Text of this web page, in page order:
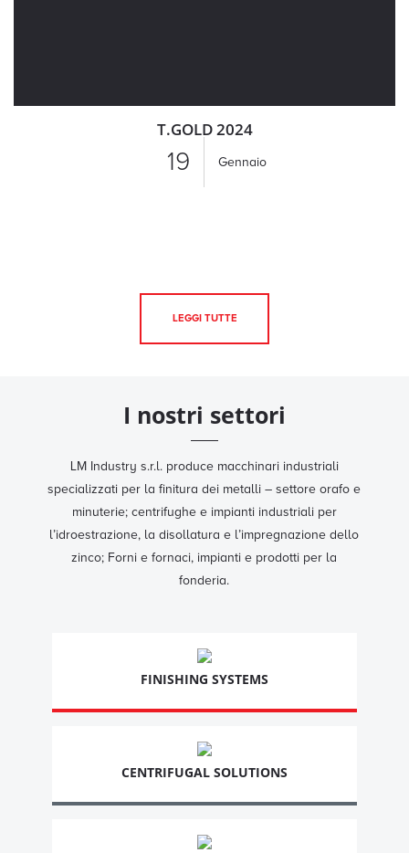
T.GOLD 2024
19 Gennaio
LEGGI TUTTE
I nostri settori
LM Industry s.r.l. produce macchinari industriali
specializzati per la finitura dei metalli – settore orafo e
minuterie; centrifughe e impianti industriali per
l’idroestrazione, la disollatura e l’impregnazione dello
zinco; Forni e fornaci, impianti e prodotti per la
fonderia.
FINISHING SYSTEMS
CENTRIFUGAL SOLUTIONS